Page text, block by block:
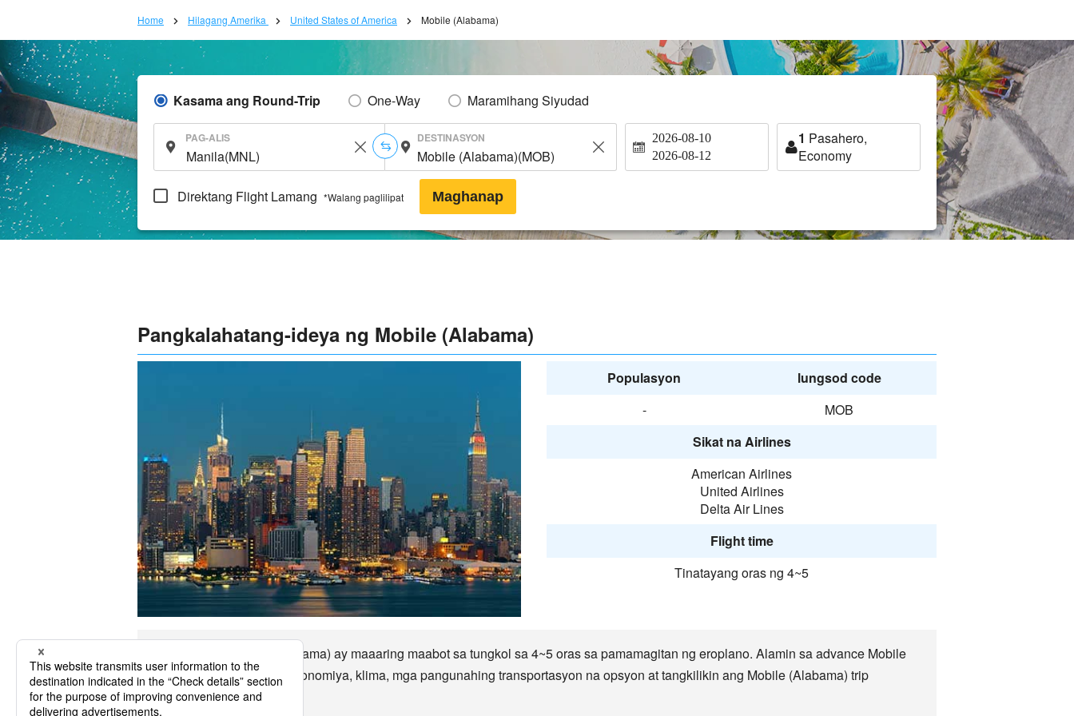
Home Hilagang Amerika United States of America Mobile (Alabama)
Kasama ang Round-Trip One-Way Maramihang Siyudad
PAG-ALIS DESTINASYON 2026-08-10
2026-08-12
1 Pasahero,
Economy
Direktang Flight Lamang *Walang paglilipat Maghanap
Pangkalahatang-ideya ng Mobile (Alabama)
Populasyon
lungsod code
-
MOB
Sikat na Airlines
American Airlines
United Airlines
Delta Air Lines
Flight time
Tinatayang oras ng 4~5
Hanggang sa Mobile (Alabama) ay maaaring maabot sa tungkol sa 4~5 oras sa pamamagitan ng eroplano. Alamin sa advance Mobile
(Alabama) kasaysayan, ekonomiya, klima, mga pangunahing transportasyon na opsyon at tangkilikin ang Mobile (Alabama) trip
meaningfully.